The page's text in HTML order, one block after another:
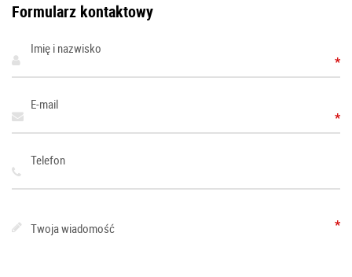
Formularz kontaktowy
*
Imię i nazwisko
*
E-mail
Telefon
*
Twoja wiadomość